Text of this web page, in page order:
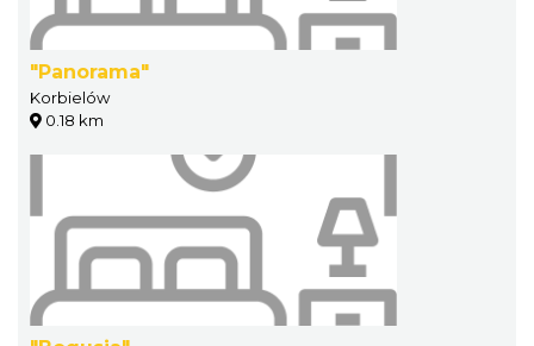
"Panorama"
Korbielów
0.18 km